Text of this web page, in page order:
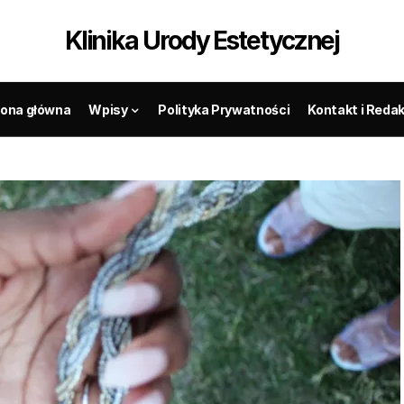
Klinika Urody Estetycznej
główna Wpisy Polityka Prywatności Kontakt i